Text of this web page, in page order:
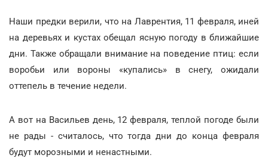
Наши предки верили, что на Лаврентия, 11 февраля, иней
на деревьях и кустах обещал ясную погоду в ближайшие
дни. Также обращали внимание на поведение птиц: если
воробьи или вороны «купались» в снегу, ожидали
оттепель в течение недели.
А вот на Васильев день, 12 февраля, теплой погоде были
не рады - считалось, что тогда дни до конца февраля
будут морозными и ненастными.